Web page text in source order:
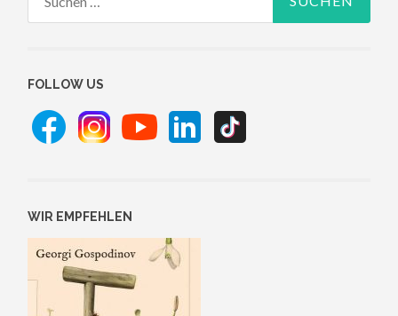
FOLLOW US
WIR EMPFEHLEN